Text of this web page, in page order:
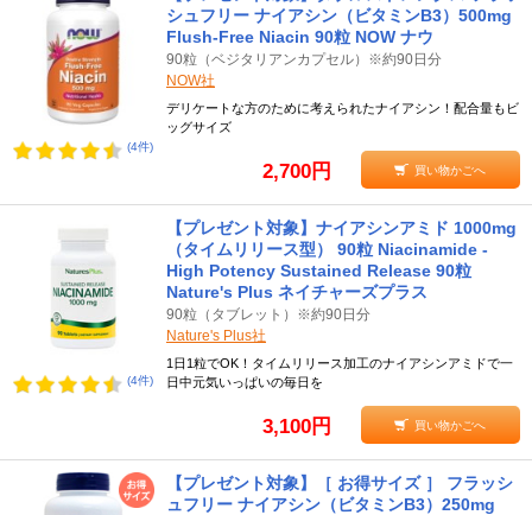
(4件)
シュフリー ナイアシン（ビタミンB3）500mg
Flush-Free Niacin 90粒 NOW ナウ
90粒（ベジタリアンカプセル）※約90日分
NOW社
デリケートな方のために考えられたナイアシン！配合量もビ
ッグサイズ
2,700円 買い物かごへ
(4件)
【プレゼント対象】ナイアシンアミド 1000mg
（タイムリリース型） 90粒 Niacinamide -
High Potency Sustained Release 90粒
Nature's Plus ネイチャーズプラス
90粒（タブレット）※約90日分
Nature's Plus社
1日1粒でOK！タイムリリース加工のナイアシンアミドで一
日中元気いっぱいの毎日を
3,100円 買い物かごへ
【プレゼント対象】［ お得サイズ ］ フラッシ
ュフリー ナイアシン（ビタミンB3）250mg